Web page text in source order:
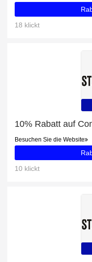
18 klickt
10% Rabatt auf
Besuchen Sie die Website
10 klickt